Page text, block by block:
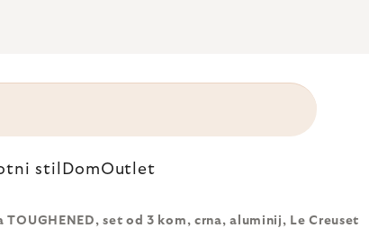
stil DomOutlet
TOUGHENED, set od 3 kom, crna, aluminij, Le Creuset